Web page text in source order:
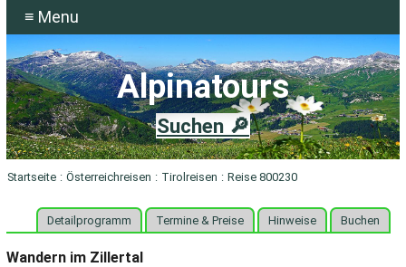
≡ Menu
Suchen 🔎
Alpinatours
Startseite : Österreichreisen : Tirolreisen : Reise 800230
Detailprogramm Termine & Preise Hinweise Buchen
Wandern im Zillertal